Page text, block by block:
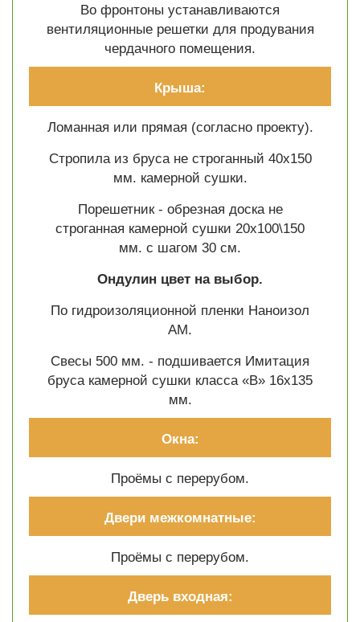
Во фронтоны устанавливаются
вентиляционные решетки для продувания
чердачного помещения.
Крыша:
Ломанная или прямая (согласно проекту).
Стропила из бруса не строганный 40х150
мм. камерной сушки.
Порешетник - обрезная доска не
строганная камерной сушки 20х100\150
мм. с шагом 30 см.
Ондулин цвет на выбор.
По гидроизоляционной пленки Наноизол
АМ.
Свесы 500 мм. - подшивается Имитация
бруса камерной сушки класса «В» 16х135
мм.
Окна:
Проёмы с перерубом.
Двери межкомнатные:
Проёмы с перерубом.
Дверь входная: